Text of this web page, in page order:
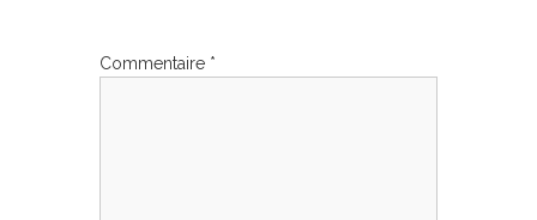
t
Commentaire *